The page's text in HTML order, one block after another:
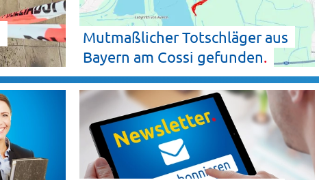
Mutmaßlicher Totschläger aus
Bayern am Cossi gefunden